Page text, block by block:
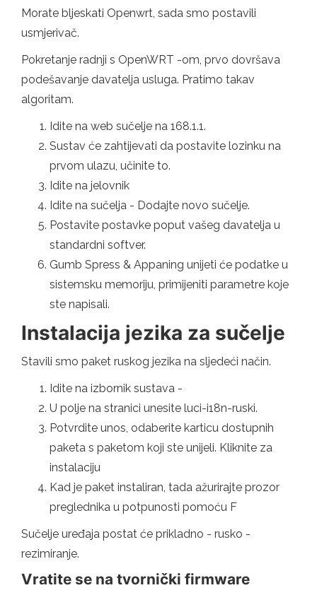
Morate bljeskati Openwrt, sada smo postavili
usmjerivač.
Pokretanje radnji s OpenWRT -om, prvo dovršava
podešavanje davatelja usluga. Pratimo takav
algoritam.
Idite na web sučelje na 168.1.1.
Sustav će zahtijevati da postavite lozinku na
prvom ulazu, učinite to.
Idite na jelovnik
Idite na sučelja - Dodajte novo sučelje.
Postavite postavke poput vašeg davatelja u
standardni softver.
Gumb Spress & Appaning unijeti će podatke u
sistemsku memoriju, primijeniti parametre koje
ste napisali.
Instalacija jezika za sučelje
Stavili smo paket ruskog jezika na sljedeći način.
Idite na izbornik sustava -
U polje na stranici unesite luci-i18n-ruski.
Potvrdite unos, odaberite karticu dostupnih
paketa s paketom koji ste unijeli. Kliknite za
instalaciju
Kad je paket instaliran, tada ažurirajte prozor
preglednika u potpunosti pomoću F
Sučelje uređaja postat će prikladno - rusko -
rezimiranje.
Vratite se na tvornički firmware